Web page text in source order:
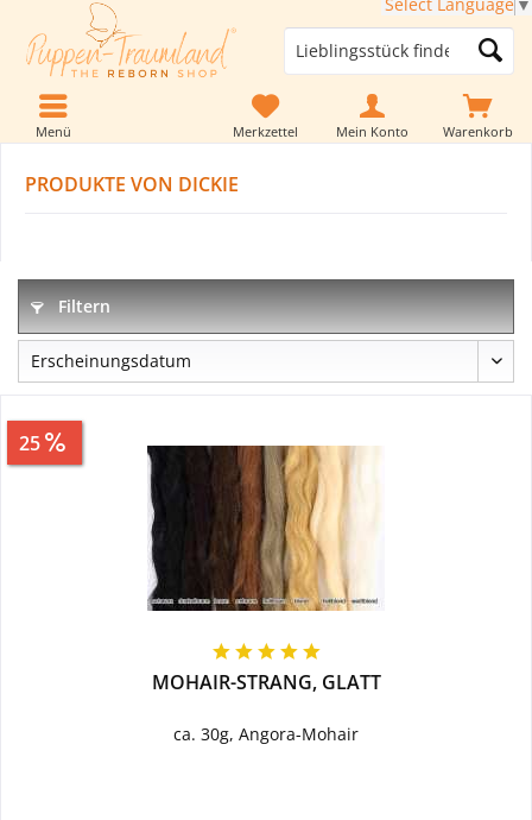
Warenkorb
Merkzettel Mein Konto
Menü
PRODUKTE VON DICKIE
Filtern
25 3,00 €
MOHAIR-STRANG, GLATT
ca. 30g, Angora-Mohair